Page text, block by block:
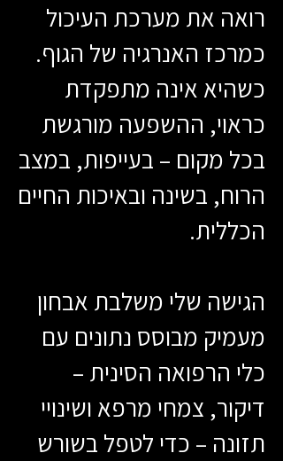
רואה את מערכת העיכול
כמרכז האנרגיה של הגוף.
כשהיא אינה מתפקדת
כראוי, ההשפעה מורגשת
בכל מקום – בעייפות, במצב
הרוח, בשינה ובאיכות החיים
הכללית.
הגישה שלי משלבת אבחון
מעמיק מבוסס נתונים עם
כלי הרפואה הסינית –
דיקור, צמחי מרפא ושינויי
תזונה – כדי לטפל בשורש